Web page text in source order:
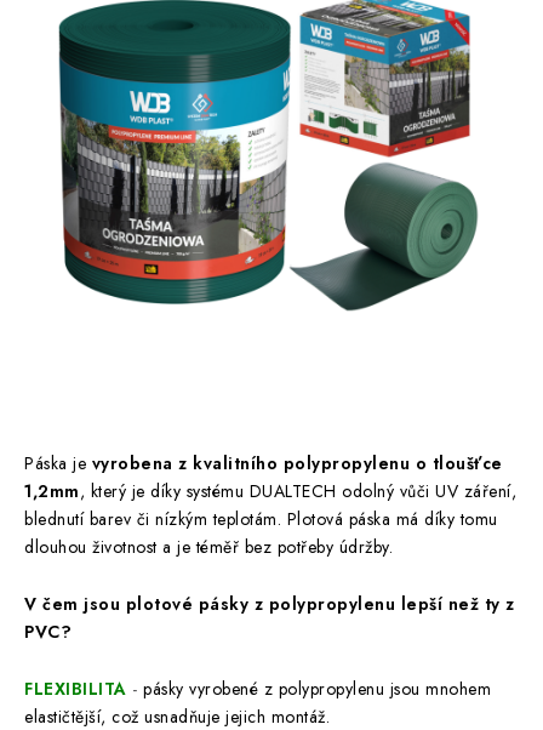
Páska je vyrobena z kvalitního polypropylenu o tloušťce
1,2mm, který je díky systému DUALTECH odolný vůči UV záření,
blednutí barev či nízkým teplotám. Plotová páska má díky tomu
dlouhou životnost a je téměř bez potřeby údržby.
V čem jsou plotové pásky z polypropylenu lepší než ty z
PVC?
FLEXIBILITA - pásky vyrobené z polypropylenu jsou mnohem
elastičtější, což usnadňuje jejich montáž.